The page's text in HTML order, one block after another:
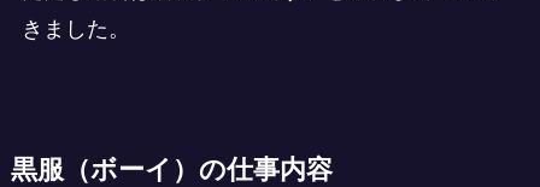
きました。
黒服（ボーイ）の仕事内容